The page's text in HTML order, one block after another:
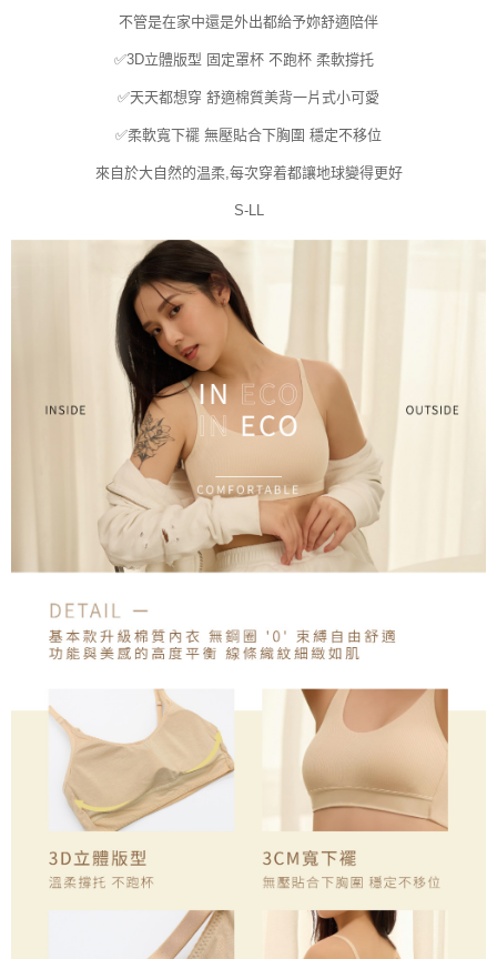
不管是在家中還是外出都給予妳舒適陪伴
✅3D立體版型 固定罩杯 不跑杯 柔軟撐托
✅天天都想穿 舒適棉質美背一片式小可愛
✅柔軟寬下襬 無壓貼合下胸圍 穩定不移位
來自於大自然的温柔,每次穿着都讓地球變得更好
S-LL